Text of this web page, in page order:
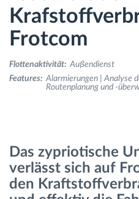
Workforce management
Remote Tacho Download
Access control
Route planning and
Automatic driver
Frotcom
Flottenaktivität: Außendienst
Features: Alarmierungen | Analyse
Routenplanung und -
Das zypriotische
verlässt sich auf
den